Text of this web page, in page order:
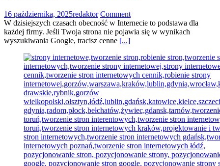
16 października, 2025redaktor Comment
W dzisiejszych czasach obecność w Internecie to podstawa dla
każdej firmy. Jeśli Twoja strona nie pojawia się w wynikach
wyszukiwania Google, tracisz cenne [...]